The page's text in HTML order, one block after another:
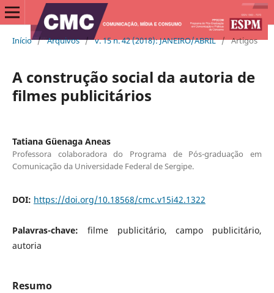
Início / Arquivos / v. 15 n. 42 (2018): JANEIRO/ABRIL / Artigos
A construção social da autoria de
filmes publicitários
Tatiana Güenaga Aneas
Professora colaboradora do Programa de Pós-graduação em
Comunicação da Universidade Federal de Sergipe.
DOI: https://doi.org/10.18568/cmc.v15i42.1322
Palavras-chave: filme publicitário, campo publicitário,
autoria
Resumo